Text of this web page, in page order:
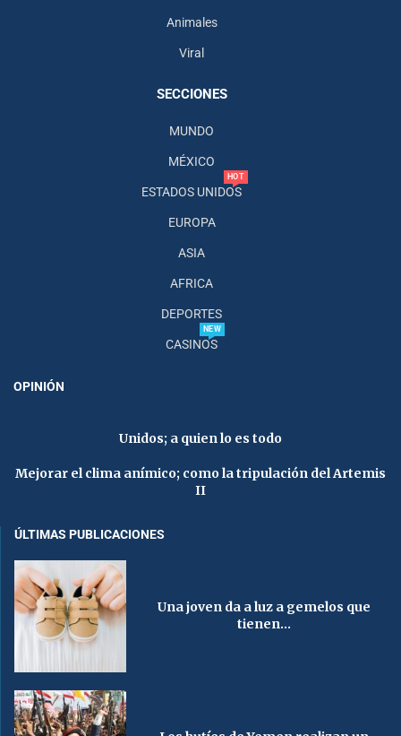
Animales
Viral
SECCIONES
MUNDO
MÉXICO
ESTADOS UNIDOS
HOT
EUROPA
ASIA
AFRICA
DEPORTES
CASINOS
NEW
OPINIÓN
Unidos; a quien lo es todo
Mejorar el clima anímico; como la tripulación del Artemis
II
ÚLTIMAS PUBLICACIONES
Una joven da a luz a gemelos que
tienen...